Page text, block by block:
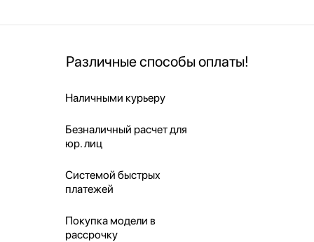
Различные способы оплаты!
Наличными курьеру
Безналичный расчет для
юр. лиц
Системой быстрых
платежей
Покупка модели в
рассрочку